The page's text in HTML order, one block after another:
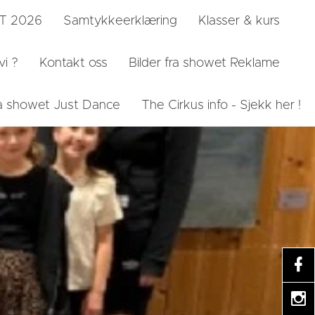
2026 Samtykkeerklæring Klasser & kurs
? Kontakt oss Bilder fra showet Reklame
showet Just Dance The Cirkus info - Sjekk her !